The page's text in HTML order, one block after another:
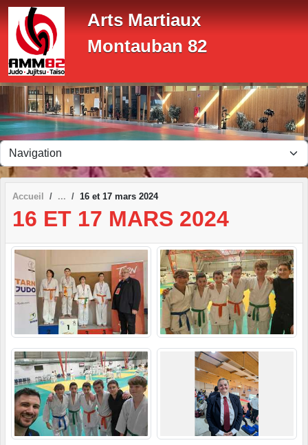
Arts Martiaux
Montauban 82
Accueil 16 et 17 mars 2024
16 ET 17 MARS 2024
Panneau de gestion des cookies